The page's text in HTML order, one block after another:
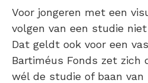
Voor jongeren met een
volgen van een studie
Dat geldt ook voor een
Bartiméus Fonds zet zich
wél de studie of baan van